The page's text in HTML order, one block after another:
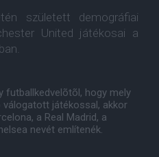
született demográfiai
United játékosai a
futballkedvelõtõl, hogy mely
válogatott játékossal, akkor
a Real Madrid, a
nevét említenék.